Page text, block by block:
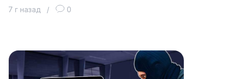
7 г назад / 0